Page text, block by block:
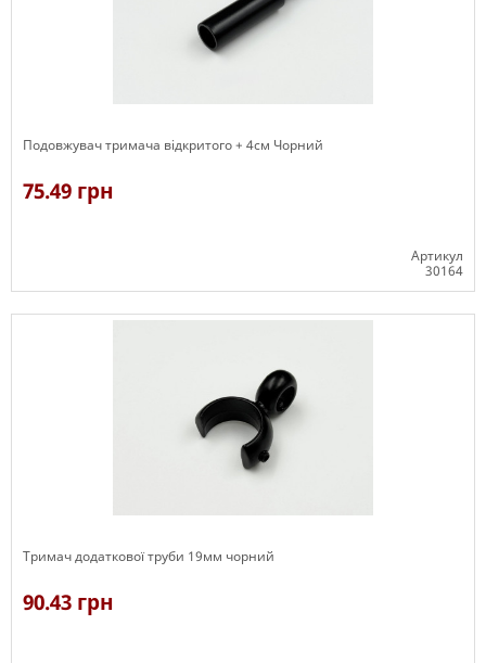
Подовжувач тримача відкритого + 4см Чорний
75.49 грн
Артикул
30164
Тримач додаткової труби 19мм чорний
90.43 грн